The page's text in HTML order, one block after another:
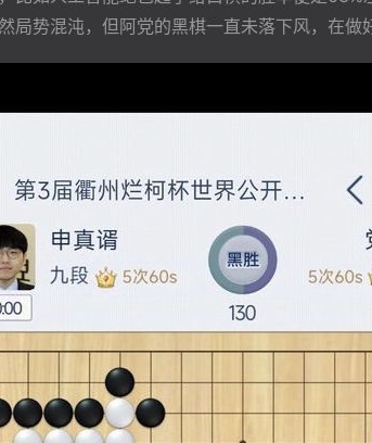
局势混沌，但阿党的黑棋一直未落下风，在做